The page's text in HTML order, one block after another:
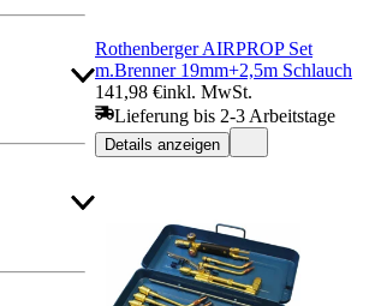
Rothenberger AIRPROP Set
m.Brenner 19mm+2,5m Schlauch
141,98 €inkl. MwSt.
Lieferung bis 2-3 Arbeitstage
Details anzeigen